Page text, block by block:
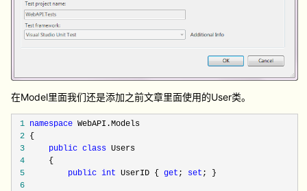
在Model里面我们还是添加之前文章里面使用的User类。
1 namespace WebAPI.Models
2 {
3
public class Users
4 {
5
public int UserID {get ; set ; }
6